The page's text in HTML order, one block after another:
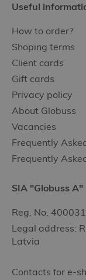
Useful
How to order?
Shoping terms
Client cards
Gift cards
Privacy policy
About Globuss
Vacancies
Frequently
Frequently
SIA "Globuss A"
Reg. No.
Legal address:
Latvia
Contacts for e-